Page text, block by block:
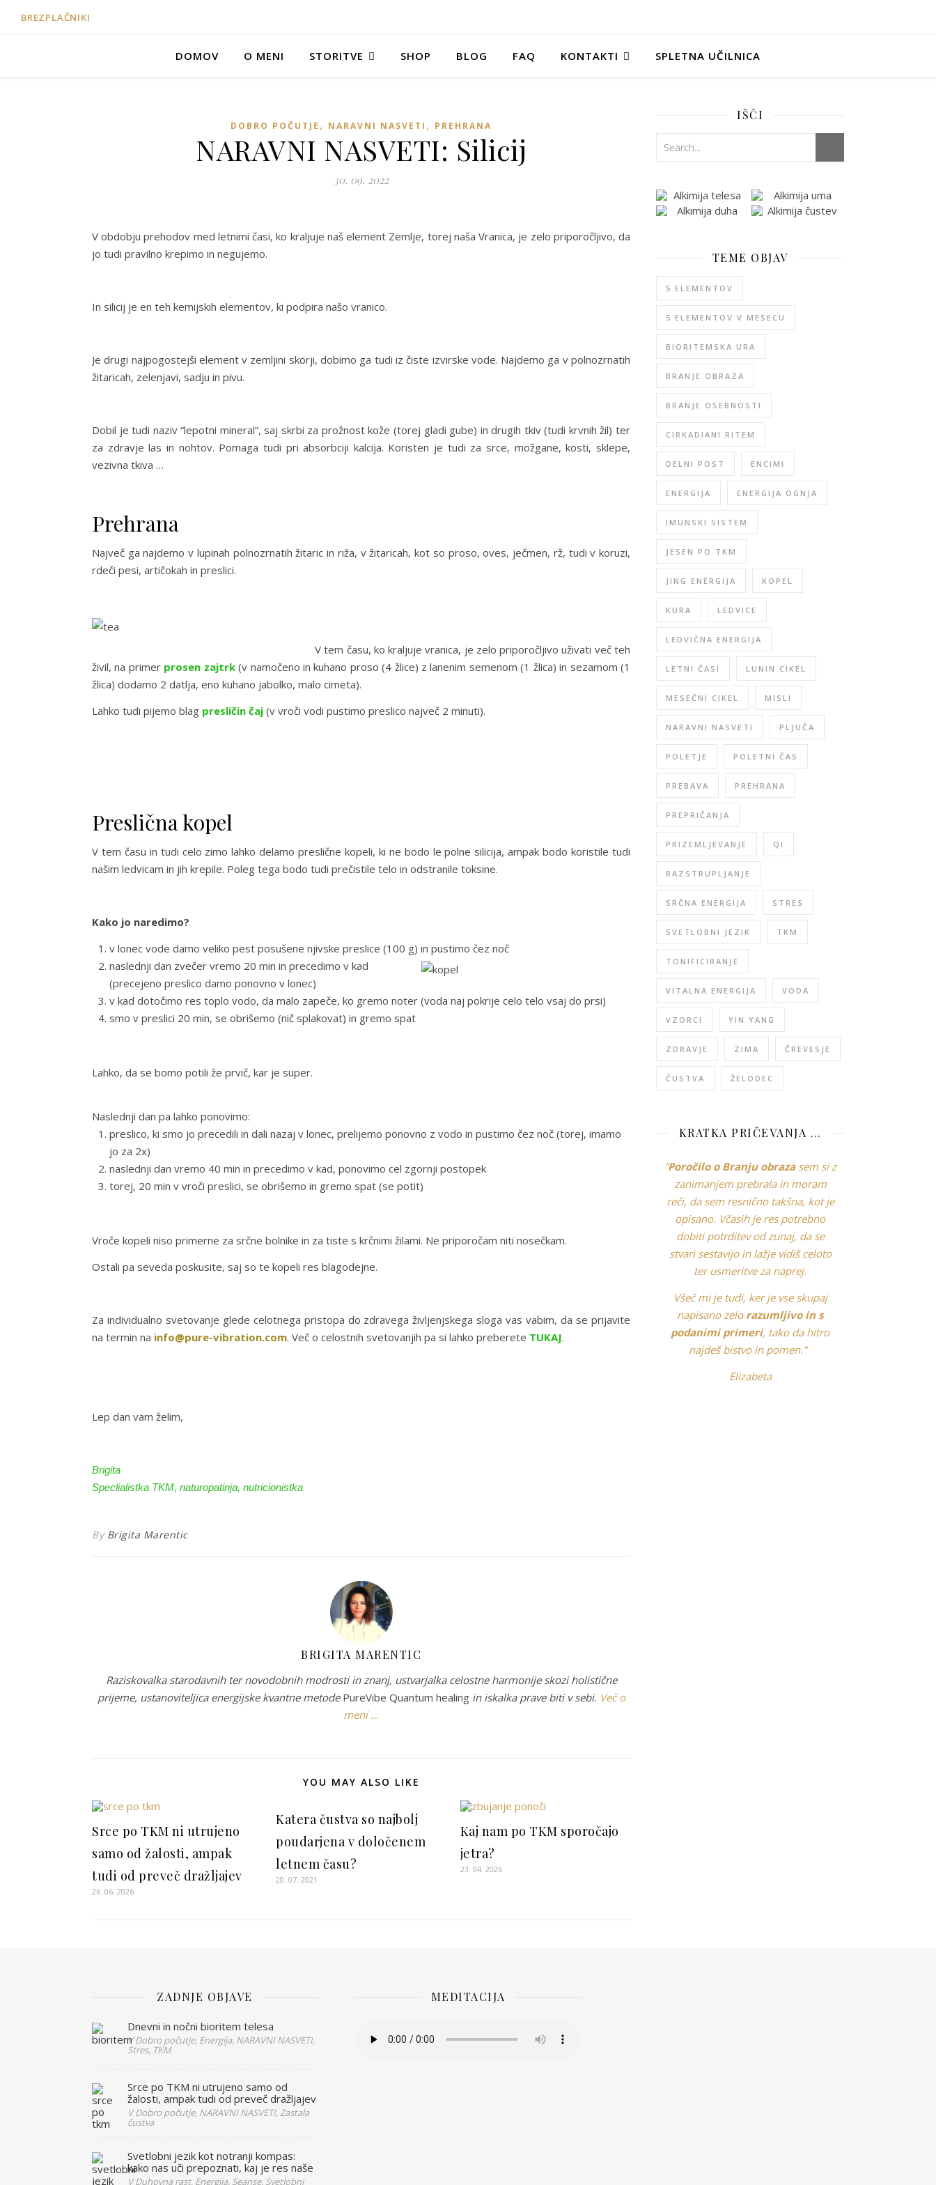
BREZPLAČNIKI
DOMOV O MENI STORITVE SHOP BLOG FAQ KONTAKTI SPLETNA UČILNICA
DOBRO POČUTJE , NARAVNI NASVETI , PREHRANA
NARAVNI NASVETI: Silicij
30. 09. 2022
V obdobju prehodov med letnimi časi, ko kraljuje naš element Zemlje, torej naša Vranica, je zelo priporočljivo, da
jo tudi pravilno krepimo in negujemo.
In silicij je en teh kemijskih elementov, ki podpira našo vranico.
Je drugi najpogostejši element v zemljini skorji, dobimo ga tudi iz čiste izvirske vode. Najdemo ga v polnozrnatih
žitaricah, zelenjavi, sadju in pivu.
Dobil je tudi naziv “lepotni mineral”, saj skrbi za prožnost kože (torej gladi gube) in drugih tkiv (tudi krvnih žil) ter
za zdravje las in nohtov. Pomaga tudi pri absorbciji kalcija. Koristen je tudi za srce, možgane, kosti, sklepe,
vezivna tkiva …
Prehrana
Največ ga najdemo v lupinah polnozrnatih žitaric in riža, v žitaricah, kot so proso, oves, ječmen, rž, tudi v koruzi,
rdeči pesi, artičokah in preslici.
V tem času, ko kraljuje vranica, je zelo priporočljivo uživati več teh
živil, na primer prosen zajtrk(v namočeno in kuhano proso (4 žlice) z lanenim semenom (1 žlica) in sezamom (1
žlica) dodamo 2 datlja, eno kuhano jabolko, malo cimeta).
Lahko tudi pijemo blag presličin čaj (v vroči vodi pustimo preslico največ 2 minuti).
Preslična kopel
V tem času in tudi celo zimo lahko delamo preslične kopeli, ki ne bodo le polne silicija, ampak bodo koristile tudi
našim ledvicam in jih krepile. Poleg tega bodo tudi prečistile telo in odstranile toksine.
Kako jo naredimo?
v lonec vode damo veliko pest posušene njivske preslice (100 g) in pustimo čez noč
naslednji dan zvečer vremo 20 min in precedimo v kad
(precejeno preslico damo ponovno v lonec)
v kad dotočimo res toplo vodo, da malo zapeče, ko gremo noter (voda naj pokrije celo telo vsaj do prsi)
smo v preslici 20 min, se obrišemo (nič splakovat) in gremo spat
Lahko, da se bomo potili že prvič, kar je super.
Naslednji dan pa lahko ponovimo:
preslico, ki smo jo precedili in dali nazaj v lonec, prelijemo ponovno z vodo in pustimo čez noč (torej, imamo
jo za 2x)
naslednji dan vremo 40 min in precedimo v kad, ponovimo cel zgornji postopek
torej, 20 min v vroči preslici, se obrišemo in gremo spat (se potit)
Vroče kopeli niso primerne za srčne bolnike in za tiste s krčnimi žilami. Ne priporočam niti nosečkam.
Ostali pa seveda poskusite, saj so te kopeli res blagodejne.
Za individualno svetovanje glede celotnega pristopa do zdravega življenjskega sloga vas vabim, da se prijavite
na termin na info@pure-vibration.com. Več o celostnih svetovanjih pa si lahko preberete TUKAJ.
Lep dan vam želim,
Brigita
Speclialistka TKM, naturopatinja, nutricionistka
By Brigita Marentic
BRIGITA MARENTIC
Raziskovalka starodavnih ter novodobnih modrosti in znanj, ustvarjalka celostne harmonije skozi holistične
prijeme, ustanoviteljica energijske kvantne metode PureVibe Quantum healingin iskalka prave biti v sebi. Več o
meni ...
YOU MAY ALSO LIKE
Srce po TKM ni utrujeno
samo od žalosti, ampak
tudi od preveč dražljajev
26. 06. 2026
Katera čustva so najbolj
poudarjena v določenem
letnem času?
20. 07. 2021
Kaj nam po TKM sporočajo
jetra?
23. 04. 2026
IŠČI
TEME OBJAV
5 ELEMENTOV
5 ELEMENTOV V MESECU
BIORITEMSKA URA
BRANJE OBRAZA
BRANJE OSEBNOSTI
CIRKADIANI RITEM
DELNI POST ENCIMI
ENERGIJA ENERGIJA OGNJA
IMUNSKI SISTEM
JESEN PO TKM
JING ENERGIJA KOPEL
KURA LEDVICE
LEDVIČNA ENERGIJA
LETNI ČASI LUNIN CIKEL
MESEČNI CIKEL MISLI
NARAVNI NASVETI PLJUČA
POLETJE POLETNI ČAS
PREBAVA PREHRANA
PREPRIČANJA
PRIZEMLJEVANJE QI
RAZSTRUPLJANJE
SRČNA ENERGIJA STRES
SVETLOBNI JEZIK TKM
TONIFICIRANJE
VITALNA ENERGIJA VODA
VZORCI YIN YANG
ZDRAVJE ZIMA ČREVESJE
ČUSTVA ŽELODEC
KRATKA PRIČEVANJA …
“Poročilo o Branju obrazasem si z
zanimanjem prebrala in moram
reči, da sem resnično takšna, kot je
opisano. Včasih je res potrebno
dobiti potrditev od zunaj, da se
stvari sestavijo in lažje vidiš celoto
ter usmeritve za naprej.
Všeč mi je tudi, ker je vse skupaj
napisano zelo razumljivo in s
podanimi primeri, tako da hitro
najdeš bistvo in pomen.”
Elizabeta
ZADNJE OBJAVE
Dnevni in nočni bioritem telesa
V Dobro počutje, Energija, NARAVNI NASVETI,
Stres, TKM
Srce po TKM ni utrujeno samo od
žalosti, ampak tudi od preveč dražljajev
V Dobro počutje, NARAVNI NASVETI, Zastala
čustva
Svetlobni jezik kot notranji kompas:
kako nas uči prepoznati, kaj je res naše
V Duhovna rast, Energija, Seanse, Svetlobni
MEDITACIJA